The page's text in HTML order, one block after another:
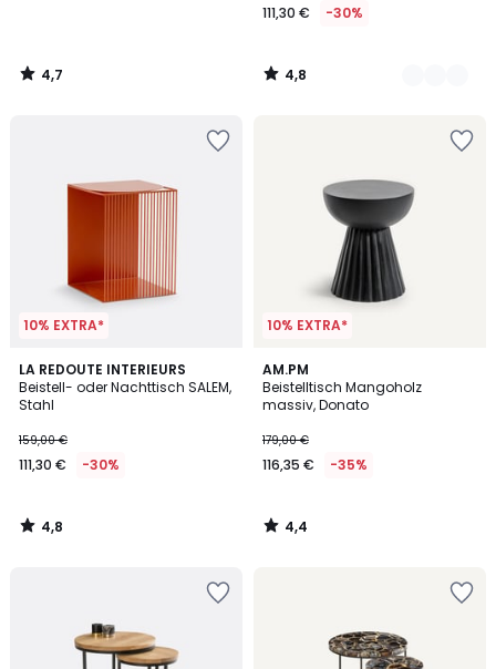
4,7
/
111,30 € -30%
4,8
/
10% EXTRA*
LA REDOUTE INTERIEURS
Beistell- oder Nachttisch SALEM,
Stahl
159,00 €
111,30 € -30%
4,8
/ 5
4,8
/
10% EXTRA*
AM.PM
Beistelltisch Mangoholz
massiv, Donato
179,00 €
116,35 € -35%
4,4
/ 5
4,4
/